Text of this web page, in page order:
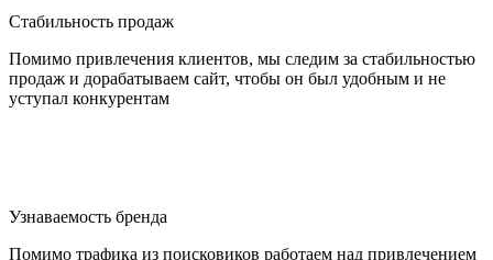
Стабильность продаж
Помимо привлечения клиентов, мы следим за стабильностью
продаж и дорабатываем сайт, чтобы он был удобным и не
уступал конкурентам
Узнаваемость бренда
Помимо трафика из поисковиков работаем над привлечением